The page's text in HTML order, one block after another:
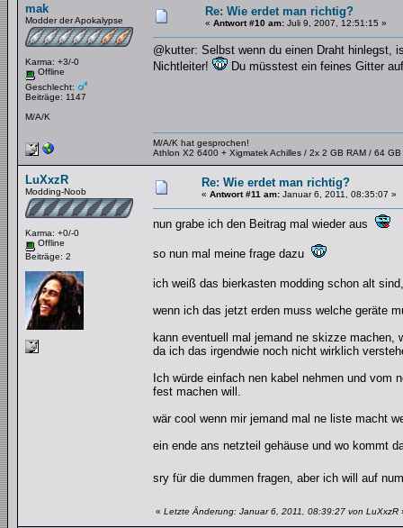
mak
Modder der Apokalypse
Karma: +3/-0
Offline
Geschlecht:
Beiträge: 1147
M/A/K
Re: Wie erdet man richtig?
« Antwort #10 am: Juli 9, 2007, 12:51:15 »
@kutter: Selbst wenn du einen Draht hinlegst,
Nichtleiter!
Du müsstest ein feines Gitter
M/A/K hat gesprochen!
Athlon X2 6400 + Xigmatek Achilles / 2x 2 GB RAM / 64 GB
LuXxzR
Modding-Noob
Karma: +0/-0
Offline
Beiträge: 2
Re: Wie erdet man richtig?
« Antwort #11 am: Januar 6, 2011, 08:35:07 »
nun grabe ich den Beitrag mal wieder aus
so nun mal meine frage dazu
ich weiß das bierkasten modding schon alt
wenn ich das jetzt erden muss welche geräte
kann eventuell mal jemand ne skizze machen,
da ich das irgendwie noch nicht wirklich
Ich würde einfach nen kabel nehmen und
fest machen will.
wär cool wenn mir jemand mal ne liste macht
ein ende ans netzteil gehäuse und wo kommt
sry für die dummen fragen, aber ich will auf
« Letzte Änderung: Januar 6, 2011, 08:39:27 von LuXxzR